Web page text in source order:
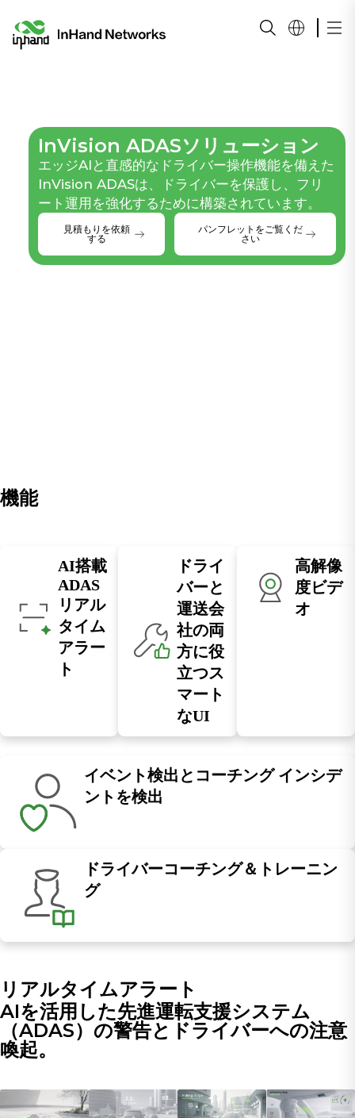
InVision ADASソリューション
エッジAIと直感的なドライバー操作機能を備えた
InVision ADASは、ドライバーを保護し、フリ
ート運用を強化するために構築されています。
見積もりを依頼
する
パンフレットをご覧くだ
さい
機能
AI搭載
ADAS
リアル
タイム
アラー
ト
ドライ
バーと
運送会
社の両
方に役
立つス
マート
なUI
高解像
度ビデ
オ
イベント検出とコーチング インシデ
ントを検出
ドライバーコーチング＆トレーニン
グ
リアルタイムアラート
AIを活用した先進運転支援システム
（ADAS）の警告とドライバーへの注意
喚起。